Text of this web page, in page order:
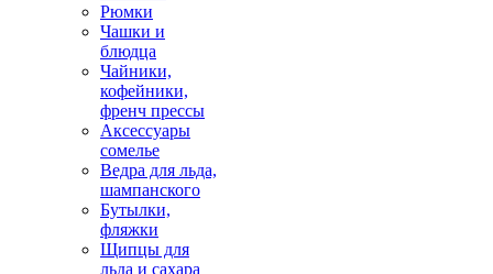
Рюмки
Чашки и
блюдца
Чайники,
кофейники,
френч прессы
Аксессуары
сомелье
Ведра для льда,
шампанского
Бутылки,
фляжки
Щипцы для
льда и сахара